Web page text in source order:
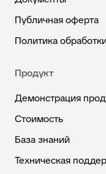
Публичная оферта
Политика
Продукт
Демонстрация
Стоимость
База знаний
Техническая